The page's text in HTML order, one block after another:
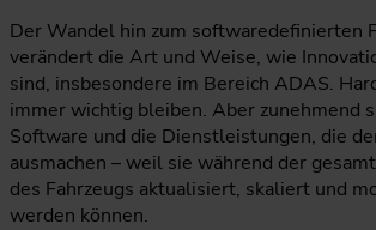
Der Wandel hin zum softwaredefinierten
verändert die Art und Weise, wie
sind, insbesondere im Bereich ADAS.
immer wichtig bleiben. Aber zunehmend
Software und die Dienstleistungen, die
ausmachen – weil sie während der
des Fahrzeugs aktualisiert, skaliert und
werden können.